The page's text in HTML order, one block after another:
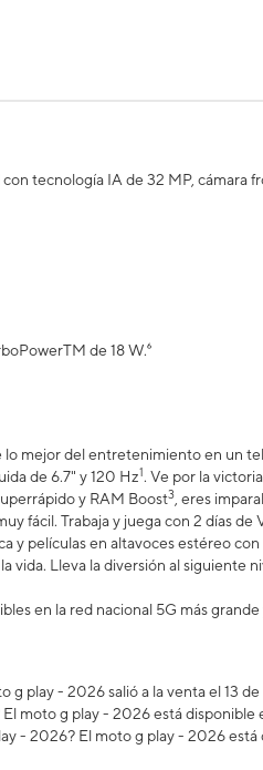
tecnología IA de 32 MP, cámara
de 18 W.⁶
mejor del entretenimiento en un
de 6.7" y 120 Hz1. Ve por la
y RAM Boost3 , eres
fácil. Trabaja y juega con 2 días de
y películas en altavoces estéreo
vida. Lleva la diversión al siguiente
en la red nacional 5G más
g play - 2026 salió a la venta el 13
moto g play - 2026 está disponible
- 2026? El moto g play - 2026